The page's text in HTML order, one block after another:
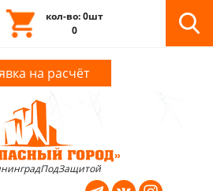
кол-во: 0шт
0
на расчёт